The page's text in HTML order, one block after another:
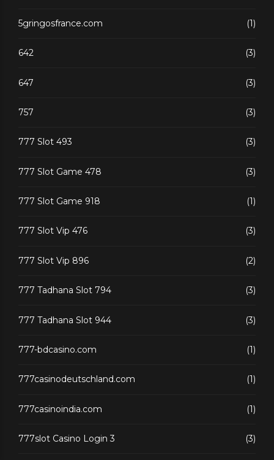
5gringosfrance.com (1)
642 (3)
647 (3)
757 (3)
777 Slot 493 (3)
777 Slot Game 478 (3)
777 Slot Game 918 (1)
777 Slot Vip 476 (3)
777 Slot Vip 896 (2)
777 Tadhana Slot 794 (3)
777 Tadhana Slot 944 (3)
777-bdcasino.com (1)
777casinodeutschland.com (1)
777casinoindia.com (1)
777slot Casino Login 3 (3)